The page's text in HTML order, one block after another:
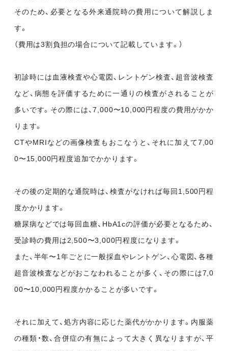
そのため、必要となる外来通院時の費用について解説しま
す。
（費用は3割負担の場合について記載しています。）
初診時には血液検査や心電図、レントゲン検査、超音波検査
など、病態を評価するために一通りの検査がされることが
多いです。その際には、7,000〜10,000円程度の費用がかか
ります。
CTやMRIなどの画像検査もおこなうと、それに加えて7,00
0〜15,000円程度追加でかかります。
その後の定期的な通院時は、検査がなければ毎回1,500円程
度かかります。
糖尿病などでは毎回血糖、HbA1cの評価が必要となるため、
受診時の費用は2,500〜3,000円程度になります。
また、半年〜1年ごとに一般採血やレントゲン、心電図、各種
超音波検査などがおこなわれることが多く、その際には7,0
00〜10,000円程度かかることが多いです。
それに加えて、処方内容に応じた薬代がかかります。内服薬
の種類・数、合併症の有無によって大きく異なりますが、平